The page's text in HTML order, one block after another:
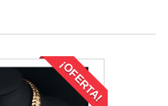
¡OFERTA!